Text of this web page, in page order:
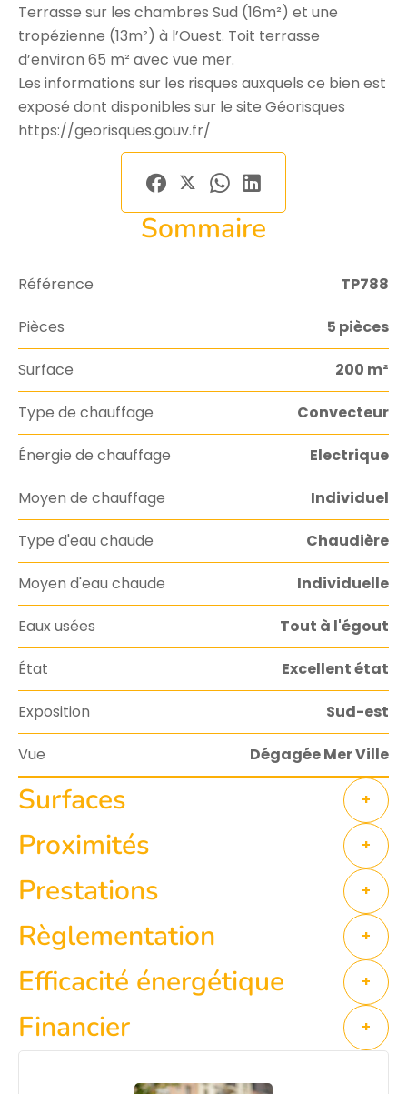
Terrasse sur les chambres Sud (16m²) et une
tropézienne (13m²) à l’Ouest. Toit terrasse
d’environ 65 m² avec vue mer.
Les informations sur les risques auxquels ce bien est
exposé dont disponibles sur le site Géorisques
https://georisques.gouv.fr/
Sommaire
Référence TP788
Pièces 5 pièces
Surface 200 m²
Type de chauffage Convecteur
Énergie de chauffage Electrique
Moyen de chauffage Individuel
Type d'eau chaude Chaudière
Moyen d'eau chaude Individuelle
Eaux usées Tout à l'égout
État Excellent état
Exposition Sud-est
Vue Dégagée Mer Ville
Surfaces +
Proximités +
Prestations +
Règlementation +
Efficacité énergétique +
Financier +